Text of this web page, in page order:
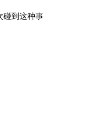
碰到这种事